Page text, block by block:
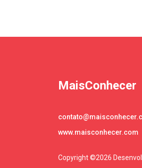
MaisConhecer
www.maisconhecer.com
Copyright ©2026